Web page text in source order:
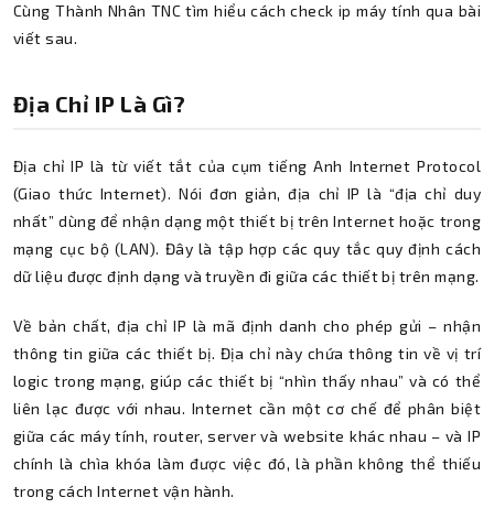
Cùng Thành Nhân TNC tìm hiểu cách check ip máy tính qua bài
viết sau.
Địa Chỉ IP Là Gì?
Địa chỉ IP là từ viết tắt của cụm tiếng Anh Internet Protocol
(Giao thức Internet). Nói đơn giản, địa chỉ IP là “địa chỉ duy
nhất” dùng để nhận dạng một thiết bị trên Internet hoặc trong
mạng cục bộ (LAN). Đây là tập hợp các quy tắc quy định cách
dữ liệu được định dạng và truyền đi giữa các thiết bị trên mạng.
Về bản chất, địa chỉ IP là mã định danh cho phép gửi – nhận
thông tin giữa các thiết bị. Địa chỉ này chứa thông tin về vị trí
logic trong mạng, giúp các thiết bị “nhìn thấy nhau” và có thể
liên lạc được với nhau. Internet cần một cơ chế để phân biệt
giữa các máy tính, router, server và website khác nhau – và IP
chính là chìa khóa làm được việc đó, là phần không thể thiếu
trong cách Internet vận hành.